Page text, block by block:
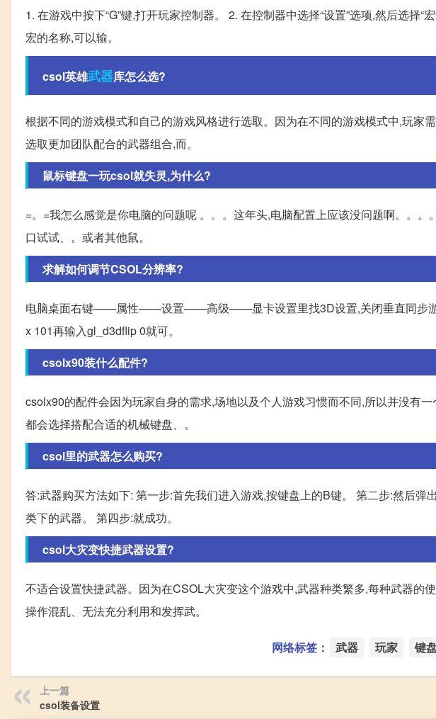
1. 在游戏中按下“G”键,打开玩家控制器。 2. 在控制器中选择“设置”选项,然后选择
宏的名称,可以输。
csol英雄武器库怎么选?
根据不同的游戏模式和自己的游戏风格进行选取。因为在不同的游戏模式中,玩家
选取更加团队配合的武器组合,而。
鼠标键盘一玩csol就失灵,为什么?
=。=我怎么感觉是你电脑的问题呢 。。。这年头,电脑配置上应该没问题啊。。
口试试、。或者其他鼠。
求解如何调节CSOL分辨率?
电脑桌面右键——属性——设置——高级——显卡设置里找3D设置,关闭垂直同步游
x 101再输入gl_d3dflip 0就可。
csolx90装什么配件?
csolx90的配件会因为玩家自身的需求,场地以及个人游戏习惯而不同,所以并没有
都会选择搭配合适的机械键盘、。
csol里的武器怎么购买?
答:武器购买方法如下: 第一步:首先我们进入游戏,按键盘上的B键。 第二步:然后弹
类下的武器。 第四步:就成功。
csol大灾变快捷武器设置?
不适合设置快捷武器。因为在CSOL大灾变这个游戏中,武器种类繁多,每种武器的
操作混乱、无法充分利用和发挥武。
网络标签： 武器 玩家 键
上一篇
csol装备设置